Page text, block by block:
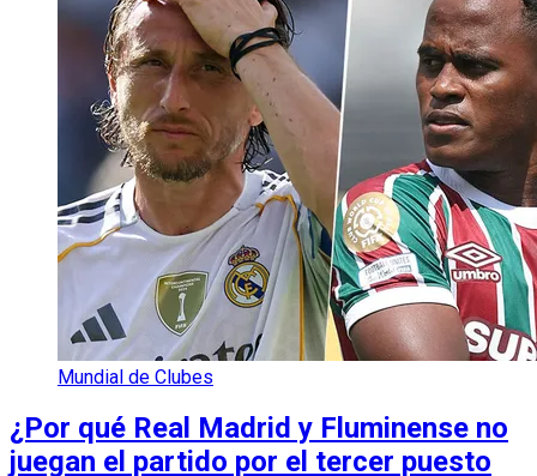
Mundial de Clubes
¿Por qué Real Madrid y Fluminense no
juegan el partido por el tercer puesto